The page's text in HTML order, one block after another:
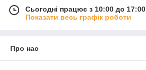
Сьогодні працює з 10:00 до 17:00
Показати весь графік роботи
Про нас